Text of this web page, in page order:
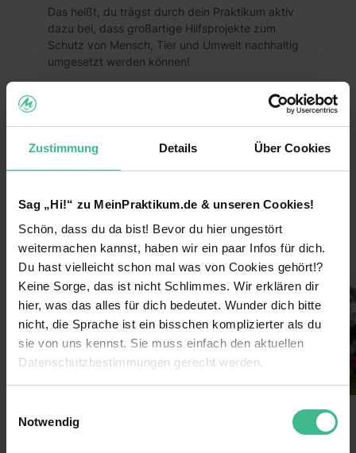
Zustimmung Details Über Cookies
Sag „Hi!“ zu MeinPraktikum.de & unseren Cookies!
Schön, dass du da bist! Bevor du hier ungestört
weitermachen kannst, haben wir ein paar Infos für dich.
Du hast vielleicht schon mal was von Cookies gehört!?
Keine Sorge, das ist nicht Schlimmes. Wir erklären dir
hier, was das alles für dich bedeutet. Wunder dich bitte
nicht, die Sprache ist ein bisschen komplizierter als du
sie von uns kennst. Sie muss einfach den aktuellen
Datenschutzbestimmungen gerecht werden.
Notwendig
Das heißt, du trägst durch dein Praktikum aktiv
dazu bei, dass großartige Hilfsprojekte zum
Schutz von Mensch, Tier und Umwelt nachhaltig
umgesetzt werden können!
Verdiene 600€/Woche
Sichere dir darüber hinaus Prämien durch deine
Einsatzbereitschaft
Lass dich von uns coachen & erhalte nach
deinem Einsatz ein Top-Zeugnis!
Extra-Features:
Jedes Jahr dürfen die besten Mitarbeiter tolle
ist oder neue Wege in Armenien gebaut werden -
erlebe und unterstütze die Projekte unserer
weiterlesen
Bilder
Benefits